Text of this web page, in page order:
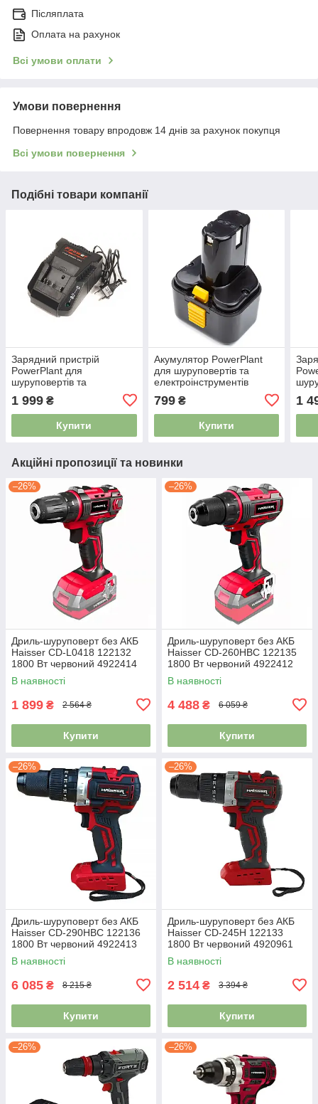
Післяплата
Оплата на рахунок
Всі умови оплати
Умови повернення
Повернення товару впродовж 14 днів за рахунок покупця
Всі умови повернення
Подібні товари компанії
Зарядний пристрій
PowerPlant для
шуруповертів та
BOSCH GD-BOS-14/18V
2162034
1 999 ₴
Купити
Акумулятор PowerPlant
для шуруповертів та
електроінструментів
HITACHI 9.6V 2.0Ah Ni-MH
(EB9) 4006162
799₴
Купити
1
Акційні пропозиції та новинки
–26%
Дриль-шуруповерт без АКБ
Haisser СD-L0418 122132
1800 Вт червоний 4922414
В наявності
1 899 ₴ 2 564 ₴
Купити
–26%
Дриль-шуруповерт без АКБ
Haisser СD-260HBС 122135
1800 Вт червоний 4922412
В наявності
4 488 ₴ 6 059 ₴
Купити
–26%
Дриль-шуруповерт без АКБ
Haisser СD-290HBС 122136
1800 Вт червоний 4922413
В наявності
6 085 ₴ 8 215 ₴
Купити
–26%
Дриль-шуруповерт без АКБ
Haisser СD-245H 122133
1800 Вт червоний 4920961
В наявності
2 514 ₴ 3 394 ₴
Купити
–26% –26%